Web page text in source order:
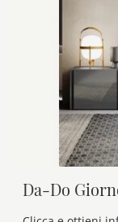
Da-Do